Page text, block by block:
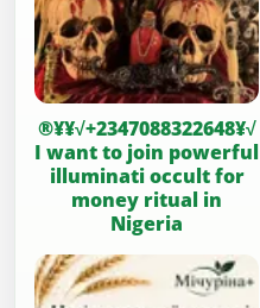
®¥¥√+2347088322648¥√
I want to join powerful
illuminati occult for
money ritual in
Nigeria